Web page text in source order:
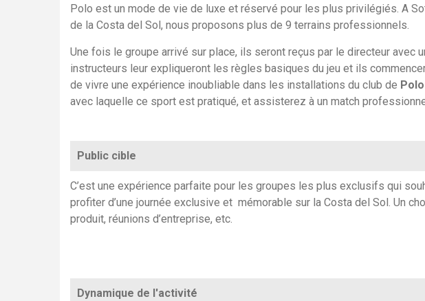
Polo est un mode de vie de luxe et réservé pour les plus privilégiés. A
de la Costa del Sol, nous proposons plus de 9 terrains professionnels.
Une fois le groupe arrivé sur place, ils seront reçus par le directeur avec
instructeurs leur expliqueront les règles basiques du jeu et ils
de vivre une expérience inoubliable dans les installations du club de
avec laquelle ce sport est pratiqué, et assisterez à un match
Public cible
C’est une expérience parfaite pour les groupes les plus exclusifs qui
profiter d’une journée exclusive et mémorable sur la Costa del Sol. Un
produit, réunions d’entreprise, etc.
Dynamique de l'activité